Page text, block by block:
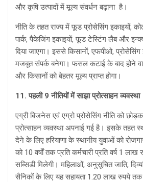
और कृषि उत्पादों में मूल्य संवर्धन बढ़ाना है।
नीति के तहत राज्य में फूड प्रोसेसिंग इकाइयों,
पार्क, पैकेजिंग इकाइयों, फूड टेस्टिंग लैब और
दिया जाएगा। इससे किसानों, एफपीओ, प्रोसेसिंग
मजबूत संपर्क बनेगा। फसल कटाई के बाद होने
और किसानों को बेहतर मूल्य प्राप्त होगा।
11. पहली 9नीतियोंमें साझा प्रोत्साहन व्यवस्था
एग्री बिजनेस एवं एग्रो प्रोसेसिंग नीति को
प्रोत्साहन व्यवस्था अपनाई गई है। इसके तहत
देने के लिए हरियाणा के स्थानीय युवाओं को
को 10 वर्षों तक प्रति कर्मचारी प्रति वर्ष 1
सब्सिडी मिलेगी। महिलाओं, अनुसूचित जाति,
सैनिकों के लिए यह सहायता 1.20 लाख रुपये तक